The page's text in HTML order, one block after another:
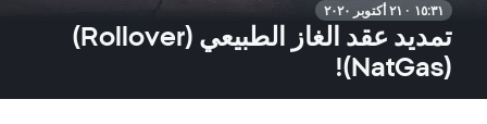
١٥:٣١ · ٢١ أكتوبر ٢٠٢٠
تمديد عقد الغاز الطبيعي (Rollover)
(NatGas)!